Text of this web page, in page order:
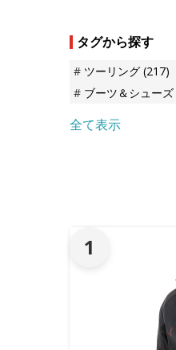
タグから探す
ツーリング (217)
ブーツ＆シューズ
全て表示
1